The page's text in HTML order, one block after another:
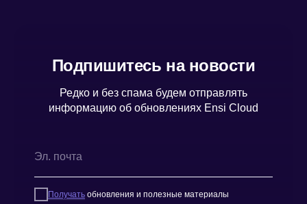
Подпишитесь на новости
Редко и без спама будем отправлять
информацию об обновлениях Ensi Cloud
Получать обновления и полезные материалы